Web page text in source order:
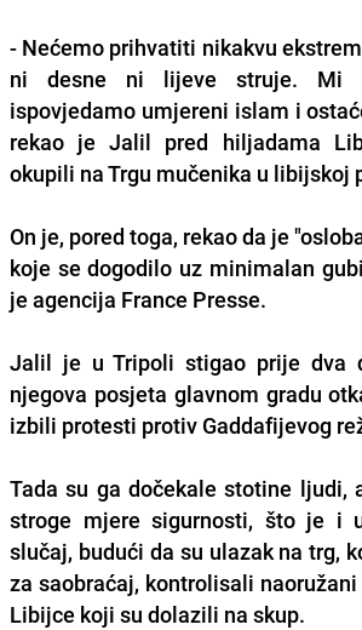
- Nećemo prihvatiti nikakvu
ni desne ni lijeve struje. Mi
ispovjedamo umjereni islam i
rekao je Jalil pred hiljadama
okupili na Trgu mučenika u libijskoj
On je, pored toga, rekao da je
koje se dogodilo uz minimalan
je agencija France Presse.
Jalil je u Tripoli stigao prije dva
njegova posjeta glavnom gradu
izbili protesti protiv Gaddafijevog
Tada su ga dočekale stotine ljudi,
stroge mjere sigurnosti, što je i
slučaj, budući da su ulazak na trg,
za saobraćaj, kontrolisali
Libijce koji su dolazili na skup.